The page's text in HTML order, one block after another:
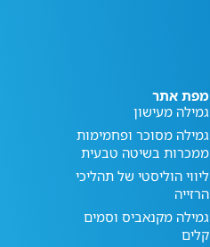
מפת אתר
גמילה מעישון
גמילה מסוכר ופחמימות
ממכרות בשיטה טבעית
ליווי הוליסטי של תהליכי
הרזייה
גמילה מקנאביס וסמים
קלים